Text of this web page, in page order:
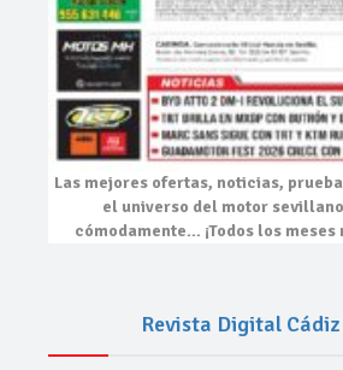
Las mejores ofertas, noticias,
el universo del motor
cómodamente… ¡Todos los
Revista Digital Cádiz